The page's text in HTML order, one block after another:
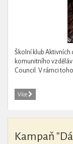
Školní klub
komunitního
Council. V rámci
Více
Kampaň